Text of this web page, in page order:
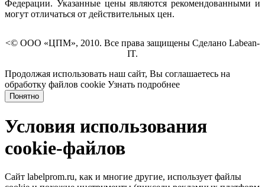
Федерации. Указанные цены являются рекомендованными и
могут отличаться от действительных цен.
<© ООО «ЦПМ», 2010. Все права защищены Сделано Labean-
IT.
Продолжая использовать наш сайт, Вы соглашаетесь на
обработку файлов cookie Узнать подробнее
Понятно
Условия использования
cookie-файлов
Сайт labelprom.ru, как и многие другие, использует файлы